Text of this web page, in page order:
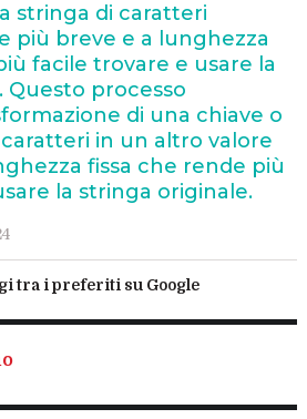
stringa di caratteri
più breve e a lunghezza
facile trovare e usare la
processo
di una chiave o
in un altro valore
fissa che rende più
la stringa originale.
tra i preferiti su Google